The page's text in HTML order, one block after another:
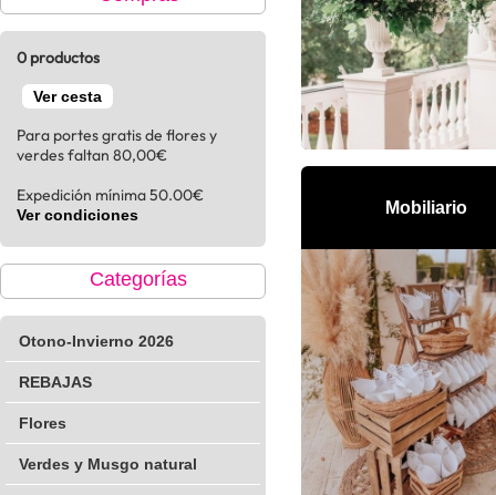
0 productos
Ver cesta
Para portes gratis de flores y
verdes faltan 80,00€
Expedición mínima 50.00€
Ver condiciones
Categorías
Otono-Invierno 2026
REBAJAS
Flores
Verdes y Musgo natural
Mobiliario